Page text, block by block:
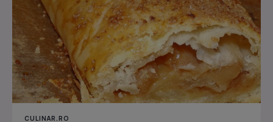
CULINAR.RO